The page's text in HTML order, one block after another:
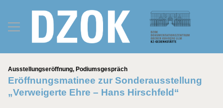
Kategorien
Ausstellungseröffnung, Podiumsgespräch
Eröffnungsmatinee zur Sonderausstellung
„Verweigerte Ehre – Hans Hirschfeld“